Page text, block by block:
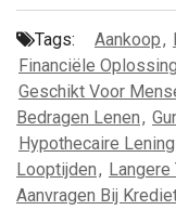
Tags: Aankoop,
Financiële Oplossing
Geschikt Voor
Bedragen Lenen,
Hypothecaire Lening
Looptijden,
Aanvragen Bij